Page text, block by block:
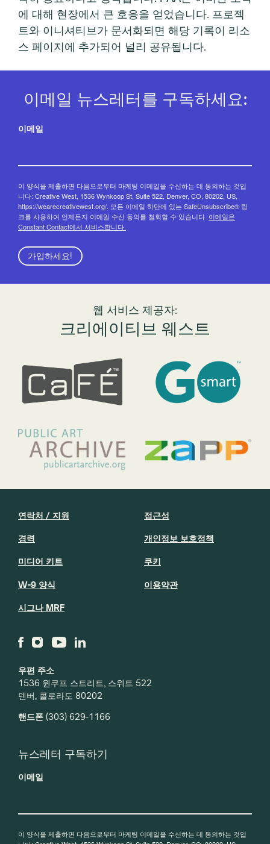
에 대해 현장에서 큰 호응을 얻었습니다. 프로젝
트와 이니셔티브가 문서화되면 해당 기록이 리소
스 페이지에 추가되어 널리 공유됩니다.
이메일 뉴스레터를 구독하세요:
이메일
이 양식을 제출하면 다음으로부터 마케팅 이메일을 수신하는 데 동의하는 것입
니다: Creative West, 1536 Wynkoop St, Suite 522, Denver, CO, 80202, US,
https://wearecreativewest.org/. 모든 이메일 하단에 있는 SafeUnsubscribe® 링
크를 사용하여 언제든지 이메일 수신 동의를 철회할 수 있습니다. 이메일은
Constant Contact에서 서비스합니다.
가입하세요!
웹 서비스 제공자:
크리에이티브 웨스트
우편 주소
1536 윈쿠프 스트리트, 스위트 522
덴버, 콜로라도 80202
핸드폰 (303) 629-1166
연락처 / 지원
경력
미디어 키트
W-9 양식
시그나 MRF
접근성
개인정보 보호정책
쿠키
이용약관
뉴스레터 구독하기
이메일
이 양식을 제출하면 다음으로부터 마케팅 이메일을 수신하는 데 동의하는 것입